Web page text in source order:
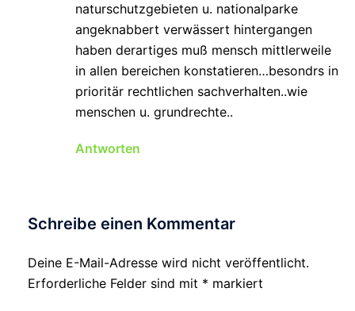
naturschutzgebieten u. nationalparke
angeknabbert verwässert hintergangen
haben derartiges muß mensch mittlerweile
in allen bereichen konstatieren…besondrs in
prioritär rechtlichen sachverhalten..wie
menschen u. grundrechte..
Antworten
Schreibe einen Kommentar
Deine E-Mail-Adresse wird nicht veröffentlicht.
Erforderliche Felder sind mit * markiert